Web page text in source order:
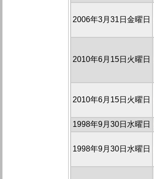
2006年3月31日金曜日
2010年6月15日火曜日
2010年6月15日火曜日
1998年9月30日水曜日
1998年9月30日水曜日